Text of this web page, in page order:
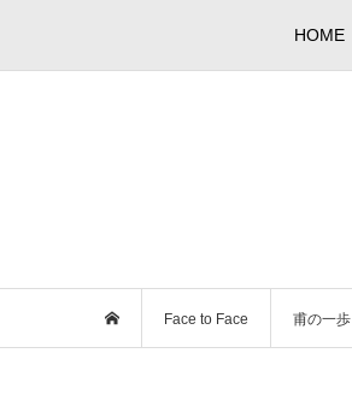
HOME
Face to Face 甫の一歩